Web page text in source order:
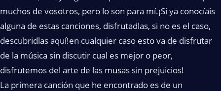
muchos de vosotros, pero lo son para mí.¡Si ya conocíais
alguna de estas canciones, disfrutadlas, si no es el caso,
descubridlas aquí!en cualquier caso esto va de disfrutar
de la música sin discutir cual es mejor o peor,
disfrutemos del arte de las musas sin prejuicios!
La primera canción que he encontrado es de un